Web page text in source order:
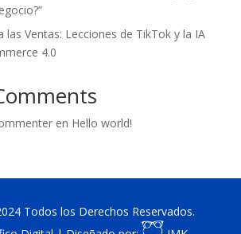
las Ventas: Lecciones de TikTok y la IA
4.0
en Hello world!
Todos los Derechos Reservados.